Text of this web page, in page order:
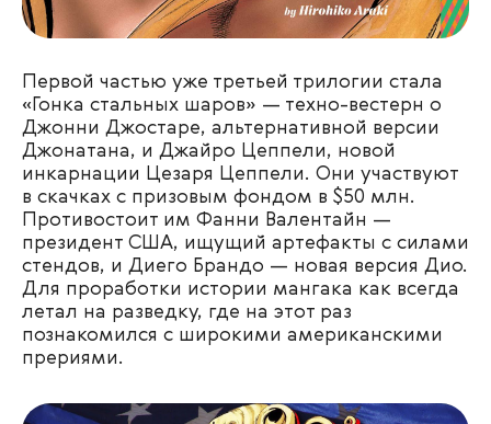
Первой частью уже третьей трилогии стала
«Гонка стальных шаров» — техно-вестерн о
Джонни Джостаре, альтернативной версии
Джонатана, и Джайро Цеппели, новой
инкарнации Цезаря Цеппели. Они участвуют
в скачках с призовым фондом в $50 млн.
Противостоит им Фанни Валентайн —
президент США, ищущий артефакты с силами
стендов, и Диего Брандо — новая версия Дио.
Для проработки истории мангака как всегда
летал на разведку, где на этот раз
познакомился с широкими американскими
прериями.